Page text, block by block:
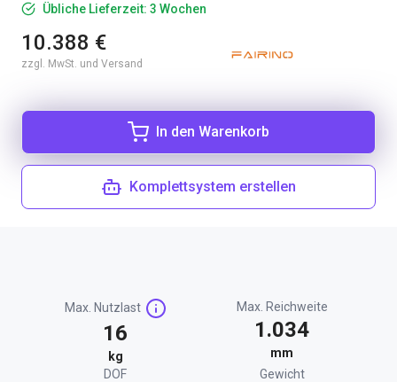
Übliche Lieferzeit: 3 Wochen
10.388 €
zzgl. MwSt. und Versand
In den Warenkorb
Komplettsystem erstellen
Max. Nutzlast
16
kg
Max. Reichweite
1.034
mm
DOF
Gewicht